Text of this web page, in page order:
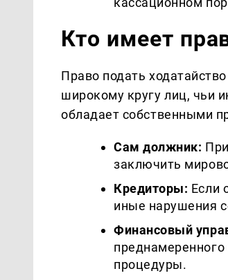
Кто имеет
Право подать
широкому кругу лиц, чьи
обладает собственными
Сам должник:
заключить
Кредиторы: Если
иные нарушения
Финансовый
преднамеренного
процедуры.